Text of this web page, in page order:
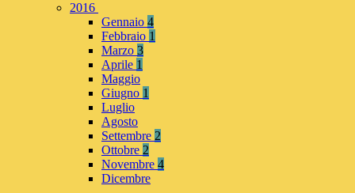
2016
Gennaio 4
Febbraio 1
Marzo 3
Aprile 1
Maggio
Giugno 1
Luglio
Agosto
Settembre 2
Ottobre 2
Novembre 4
Dicembre